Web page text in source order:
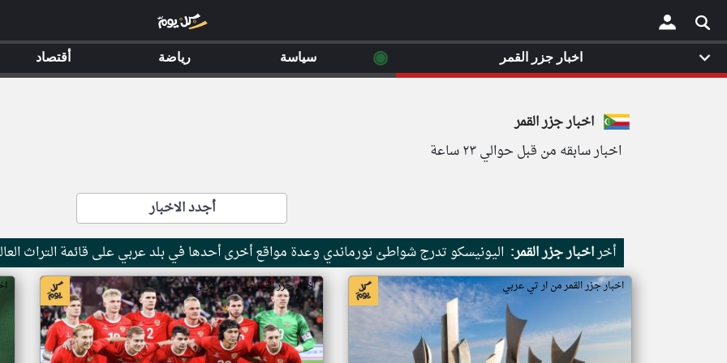
×
اخبار جزر القمر
اخبار سابقه من قبل حوالي ٢٣ ساعة
أجدد الاخبار
أخراخبار جزر القمر: اليونيسكو تدرج شواطئ نورماندي وعدة مواقع أخرى أحدها في بلد عربي على قائمة التراث
اخبار جزر القمر من ار تي عربي اخبار جزر القمر من ار تي عربي
اخبار جزر القمر ◉ سياسة رياضة أقتصاد